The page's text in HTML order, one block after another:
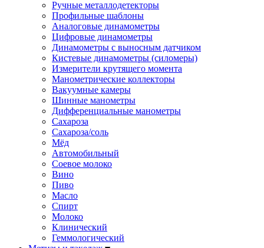
Ручные металлодетекторы
Профильные шаблоны
Аналоговые динамометры
Цифровые динамометры
Динамометры с выносным датчиком
Кистевые динамометры (силомеры)
Измерители крутящего момента
Манометрические коллекторы
Вакуумные камеры
Шинные манометры
Дифференциальные манометры
Сахароза
Сахароза/соль
Мёд
Автомобильный
Соевое молоко
Вино
Пиво
Масло
Спирт
Молоко
Клинический
Геммологический